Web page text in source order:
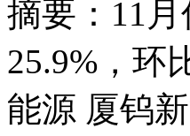
摘要：11
25.9%，环
能源 厦钨